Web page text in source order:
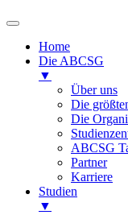
Home
Die ABCSG
▼
Über uns
Die
Die
ABCSG
Partner
Karriere
Studien
▼